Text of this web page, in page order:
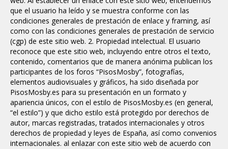
que el usuario ha leído y se muestra conforme con las
condiciones generales de prestación de enlace y framing, así
como con las condiciones generales de prestación de servicio
(cgp) de este sitio web. 2. Propiedad intelectual. El usuario
reconoce que este sitio web, incluyendo entre otros el texto,
contenido, comentarios que de manera anónima publican los
participantes de los foros “PisosMosby”, fotografías,
elementos audiovisuales y gráficos, ha sido diseñada por
PisosMosby.es para su presentación en un formato y
apariencia únicos, con el estilo de PisosMosby.es (en general,
“el estilo”) y que dicho estilo está protegido por derechos de
autor, marcas registradas, tratados internacionales y otros
derechos de propiedad y leyes de España, así como convenios
internacionales. al enlazar con este sitio web de acuerdo con